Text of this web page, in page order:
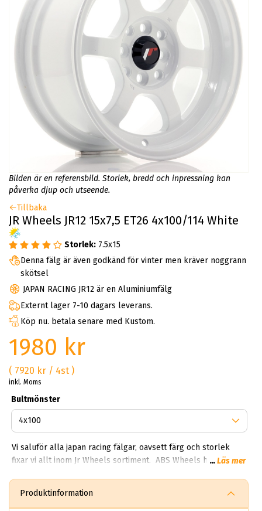
Bilden är en referensbild. Storlek, bredd och inpressning kan
påverka djup och utseende.
Tillbaka
JR Wheels JR12 15x7,5 ET26 4x100/114 White
Storlek: 7.5x15
Denna fälg är även godkänd för vinter men kräver noggrann
skötsel
JAPAN RACING JR12 är en Aluminiumfälg
Externt lager 7-10 dagars leverans.
Köp nu. betala senare med Kustom.
1980 kr
( 7920 kr / 4st )
inkl. Moms
Bultmönster
Vi saluför alla japan racing fälgar, oavsett färg och storlek
fixar vi allt inom Jr Wheels sortiment. ABS Wheels har goda
delbetalningslösningar. Nyhet: Japan Racing-familjen växer. Se
...Läs mer
Produktinformation